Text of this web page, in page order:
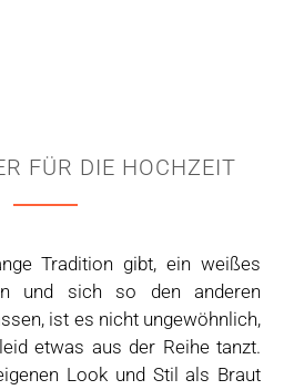
FÜR DIE HOCHZEIT
Tradition gibt, ein weißes
und sich so den anderen
ist es nicht ungewöhnlich,
etwas aus der Reihe tanzt.
Look und Stil als Braut